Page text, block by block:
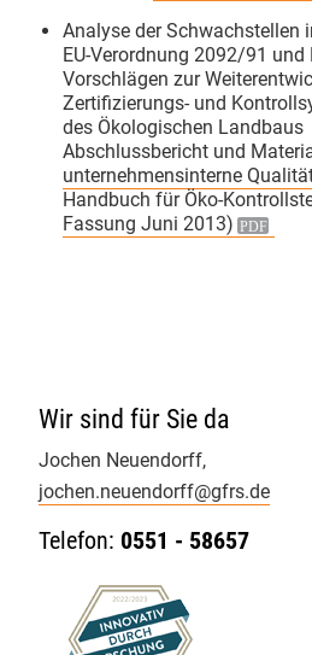
um?
Auf der heutigen Agenda
spannende Themen:
Bio in der AHV:
Kontrollen der Außer-
Verpflegung. Gerade mit
aktuellen Entwicklungen
korrekte Bio-
Probe stellen.
Interaktive Workshops:
Hands-on-Training! In
haben wir typische
Herausforderungen
lösungsorientiert
Analyse der Schwachstellen
EU-Verordnung 2092/91 und
Vorschlägen zur
Zertifizierungs- und
des Ökologischen Landbaus
Abschlussbericht und
unternehmensinterne
Handbuch für Öko-
Fassung Juni 2013)
Wir sind für Sie da
Jochen Neuendorff,
jochen.neuendorff@gfrs.de
Telefon: 0551 - 58657